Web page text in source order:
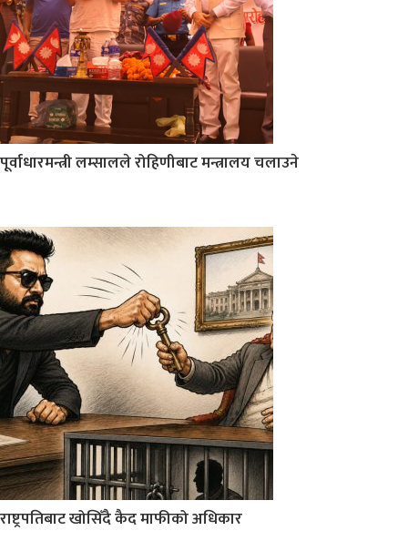
पूर्वाधारमन्त्री लम्सालले रोहिणीबाट मन्त्रालय चलाउने
राष्ट्रपतिबाट खोसिँदै कैद माफीको अधिकार